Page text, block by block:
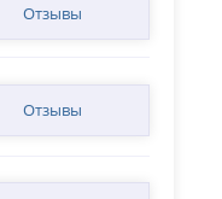
Отзывы
Отзывы